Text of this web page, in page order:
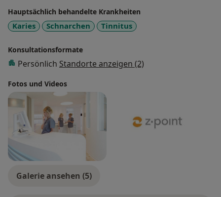
Hauptsächlich behandelte Krankheiten
Karies Schnarchen Tinnitus
Konsultationsformate
Persönlich Standorte anzeigen (2)
Fotos und Videos
Galerie ansehen (5)